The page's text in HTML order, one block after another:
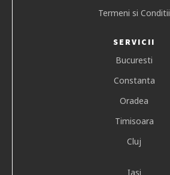
Termeni si Conditii
SERVICII
Bucuresti
Constanta
Oradea
Timisoara
Cluj
Iasi